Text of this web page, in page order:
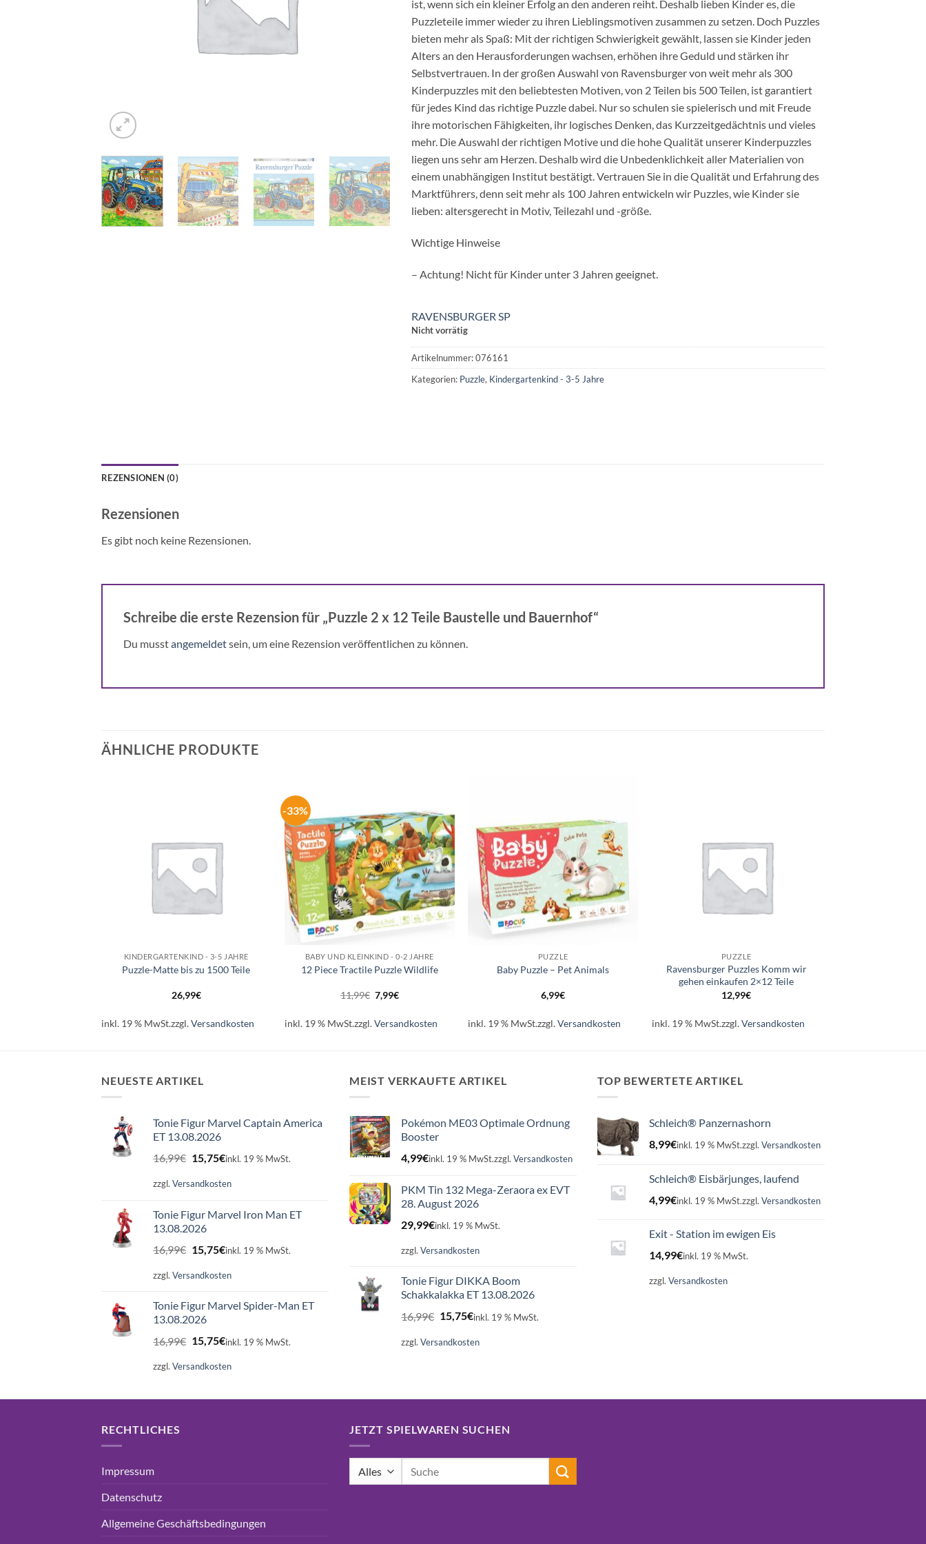
ist, wenn sich ein kleiner Erfolg an den anderen reiht. Deshalb lieben Kinder es, die
Puzzleteile immer wieder zu ihren Lieblingsmotiven zusammen zu setzen. Doch Puzzles
bieten mehr als Spaß: Mit der richtigen Schwierigkeit gewählt, lassen sie Kinder jeden
Alters an den Herausforderungen wachsen, erhöhen ihre Geduld und stärken ihr
Selbstvertrauen. In der großen Auswahl von Ravensburger von weit mehr als 300
Kinderpuzzles mit den beliebtesten Motiven, von 2 Teilen bis 500 Teilen, ist garantiert
für jedes Kind das richtige Puzzle dabei. Nur so schulen sie spielerisch und mit Freude
ihre motorischen Fähigkeiten, ihr logisches Denken, das Kurzzeitgedächtnis und vieles
mehr. Die Auswahl der richtigen Motive und die hohe Qualität unserer Kinderpuzzles
liegen uns sehr am Herzen. Deshalb wird die Unbedenklichkeit aller Materialien von
einem unabhängigen Institut bestätigt. Vertrauen Sie in die Qualität und Erfahrung des
Marktführers, denn seit mehr als 100 Jahren entwickeln wir Puzzles, wie Kinder sie
lieben: altersgerecht in Motiv, Teilezahl und -größe.
Wichtige Hinweise
– Achtung! Nicht für Kinder unter 3 Jahren geeignet.
RAVENSBURGER SP
Nicht vorrätig
Artikelnummer:076161
Kategorien: Puzzle, Kindergartenkind - 3-5 Jahre
REZENSIONEN (0)
Rezensionen
Es gibt noch keine Rezensionen.
Schreibe die erste Rezension für „Puzzle 2 x 12 Teile Baustelle und Bauernhof“
Du musstangemeldetsein, um eine Rezension veröffentlichen zu können.
ÄHNLICHE PRODUKTE
KINDERGARTENKIND - 3-5 JAHRE
Puzzle-Matte bis zu 1500 Teile
26,99€
inkl. 19 % MwSt.zzgl.Versandkosten
-33%
Auf die
Wunschliste
BABY UND KLEINKIND - 0-2 JAHRE
12 Piece Tractile Puzzle Wildlife
11,99€ Ursprünglicher
Preis
11,99€
7,99€Aktueller
7,99€.
inkl. 19 % MwSt.zzgl.Versandkosten
Wunschliste
PUZZLE
Baby Puzzle – Pet Animals
6,99€
inkl. 19 % MwSt.zzgl.Versandkosten
PUZZLE
Ravensburger Puzzles Komm wir
gehen einkaufen 2×12 Teile
12,99€
inkl. 19 % MwSt.zzgl.Versandkosten
NEUESTE ARTIKEL
Tonie Figur Marvel Captain America
ET 13.08.2026
16,99€ Ursprünglicher
Preis
war:
15,75€Aktueller
ist:
inkl. 19 % MwSt.
zzgl. Versandkosten
Tonie Figur Marvel Iron Man ET
13.08.2026
16,99€ Ursprünglicher
Preis
war:
15,75€Aktueller
ist:
inkl. 19 % MwSt.
zzgl. Versandkosten
Tonie Figur Marvel Spider-Man ET
13.08.2026
16,99€ Ursprünglicher
war:
15,75€Aktueller
ist:
inkl. 19 % MwSt.
zzgl. Versandkosten
MEIST VERKAUFTE ARTIKEL
Pokémon ME03 Optimale Ordnung
Booster
4,99€inkl. 19 % MwSt.zzgl. Versandkosten
PKM Tin 132 Mega-Zeraora ex EVT
28. August 2026
29,99€inkl. 19 % MwSt.
zzgl. Versandkosten
Tonie Figur DIKKA Boom
Schakkalakka ET 13.08.2026
16,99€ Ursprünglicher
war:
15,75€Aktueller
ist:
inkl. 19 % MwSt.
zzgl. Versandkosten
TOP BEWERTETE ARTIKEL
Schleich® Panzernashorn
8,99€inkl. 19 % MwSt.zzgl. Versandkosten
Schleich® Eisbärjunges, laufend
4,99€inkl. 19 % MwSt.zzgl. Versandkosten
Exit - Station im ewigen Eis
14,99€inkl. 19 % MwSt.
zzgl. Versandkosten
RECHTLICHES
Impressum
Datenschutz
Allgemeine Geschäftsbedingungen
JETZT SPIELWAREN SUCHEN